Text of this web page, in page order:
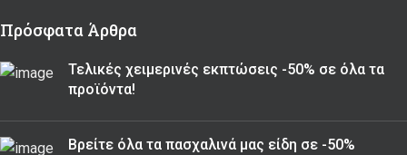
Πρόσφατα Άρθρα
Τελικές χειμερινές εκπτώσεις -50% σε όλα τα
προϊόντα!
Βρείτε όλα τα πασχαλινά μας είδη σε -50%